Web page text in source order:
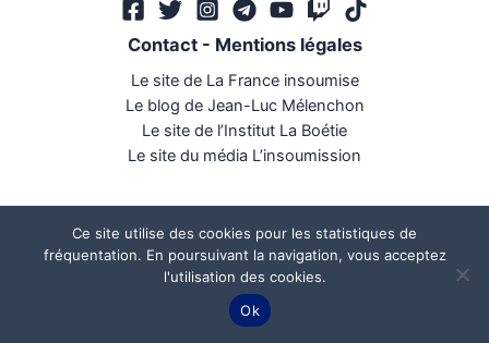
Contact- Mentions légales
Le site de La France insoumise
Le blog de Jean-Luc Mélenchon
Le site de l’Institut La Boétie
Le site du média L’insoumission
Mégaphone communication
Ce site utilise des cookies pour les statistiques de
fréquentation. En poursuivant la navigation, vous acceptez
l'utilisation des cookies.
Ok